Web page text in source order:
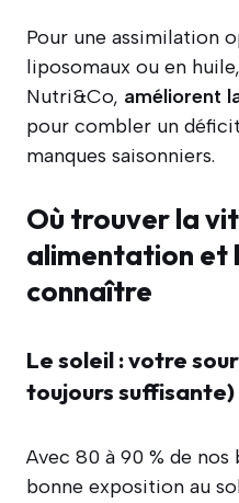
Pour une assimilation
liposomaux ou en
Nutri&Co, améliorent
pour combler un
manques saisonniers.
Où trouver la
alimentation et
connaître
Le soleil : votre
toujours suffisante)
Avec 80 à 90 % de
bonne exposition au